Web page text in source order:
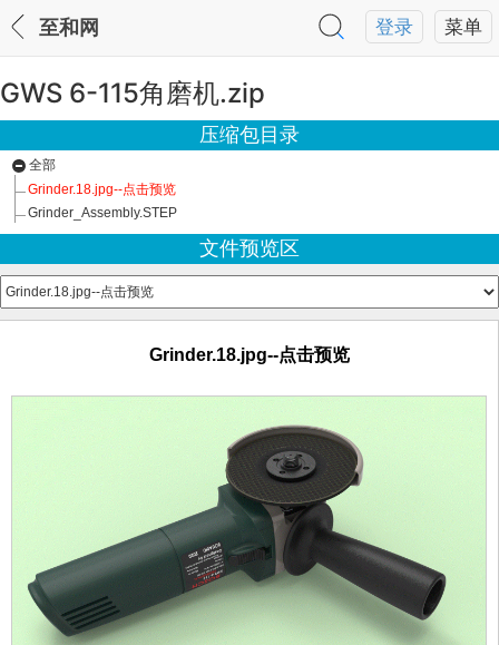
菜单
登录
至和网
GWS 6-115角磨机.zip
压缩包目录
全部
Grinder.18.jpg--点击预览
Grinder_Assembly.STEP
文件预览区
Grinder.18.jpg--点击预览